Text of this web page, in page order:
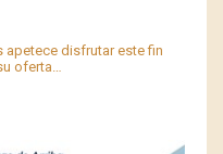
apetece disfrutar este fin
oferta…